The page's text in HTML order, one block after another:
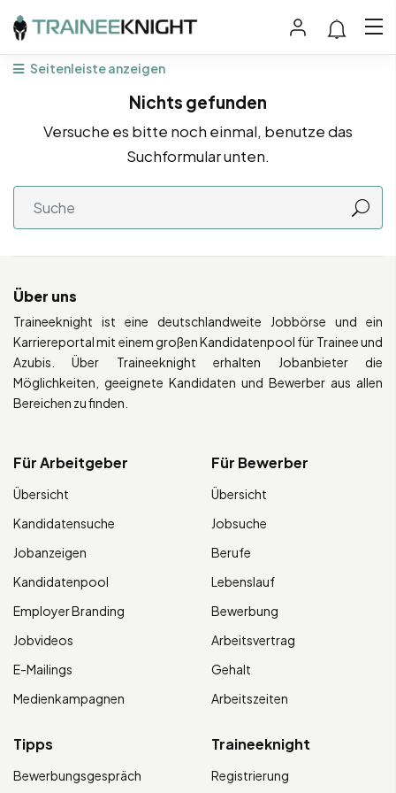
Seitenleiste anzeigen
Nichts gefunden
Versuche es bitte noch einmal, benutze das
Suchformular unten.
Über uns
Traineeknight ist eine deutschlandweite Jobbörse und ein
Karriereportal mit einem großen Kandidatenpool für Trainee und
Azubis. Über Traineeknight erhalten Jobanbieter die
Möglichkeiten, geeignete Kandidaten und Bewerber aus allen
Bereichen zu finden.
Für Arbeitgeber
Übersicht
Kandidatensuche
Jobanzeigen
Kandidatenpool
Employer Branding
Jobvideos
E-Mailings
Medienkampagnen
Für Bewerber
Übersicht
Jobsuche
Berufe
Lebenslauf
Bewerbung
Arbeitsvertrag
Gehalt
Arbeitszeiten
Tipps
Bewerbungsgespräch
Traineeknight
Registrierung